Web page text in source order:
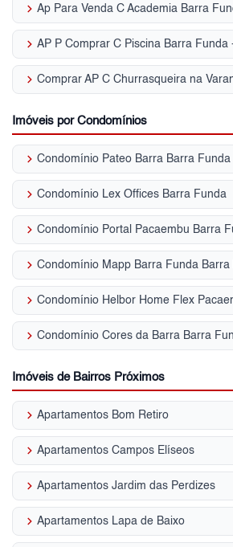
keyboard_arrow_right Ap Para Venda C Academia Barra
keyboard_arrow_right AP P Comprar C Piscina Barra Funda
keyboard_arrow_right
Imóveis por Condomínios
keyboard_arrow_right Condomínio Pateo Barra Barra Funda
keyboard_arrow_right Condomínio Lex Offices Barra Funda
keyboard_arrow_right Condomínio Portal Pacaembu Barra
keyboard_arrow_right Condomínio Mapp Barra Funda Barra
keyboard_arrow_right
keyboard_arrow_right Condomínio Cores da Barra Barra
Imóveis de Bairros Próximos
keyboard_arrow_right Apartamentos Bom Retiro
keyboard_arrow_right Apartamentos Campos Elíseos
keyboard_arrow_right Apartamentos Jardim das Perdizes
keyboard_arrow_right Apartamentos Lapa de Baixo